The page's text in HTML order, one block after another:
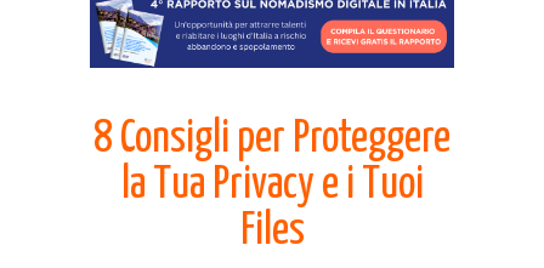
8 Consigli per Proteggere
la Tua Privacy e i Tuoi
Files